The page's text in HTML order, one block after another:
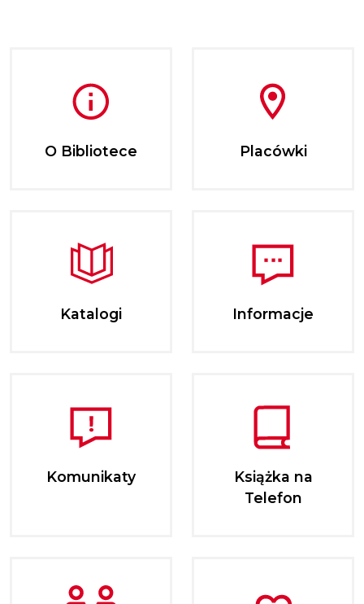
O Bibliotece Placówki
Katalogi Informacje
Komunikaty
Książka na
Telefon